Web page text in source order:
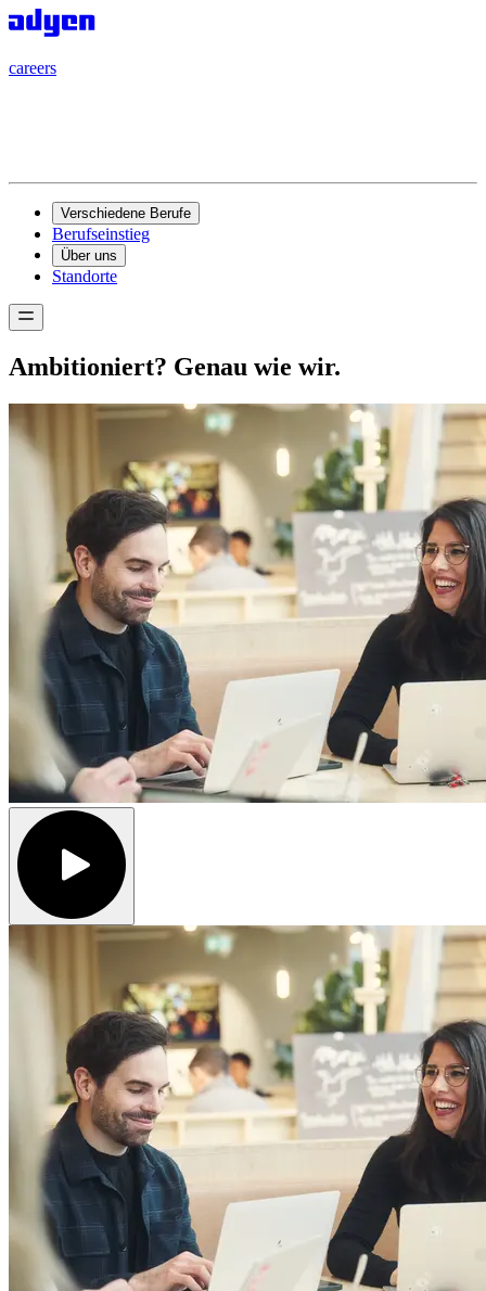
careers
Verschiedene Berufe
Berufseinstieg
Über uns
Standorte
Ambitioniert? Genau wie wir.